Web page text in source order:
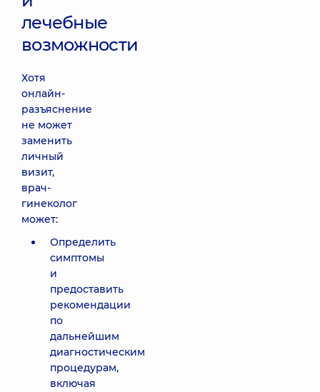
лечебные
возможности
Хотя
онлайн-
разъяснение
не может
заменить
личный
визит,
врач-
гинеколог
может:
Определить
симптомы
и
предоставить
рекомендации
по
дальнейшим
диагностическим
процедурам,
включая